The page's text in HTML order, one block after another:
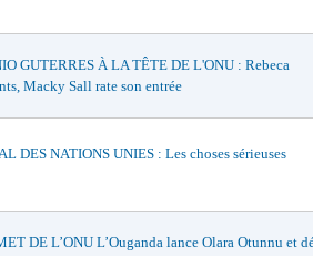
GUTERRES À LA TÊTE DE L'ONU : Rebeca
Macky Sall rate son entrée
DES NATIONS UNIES : Les choses sérieuses
DE L’ONU L’Ouganda lance Olara Otunnu et